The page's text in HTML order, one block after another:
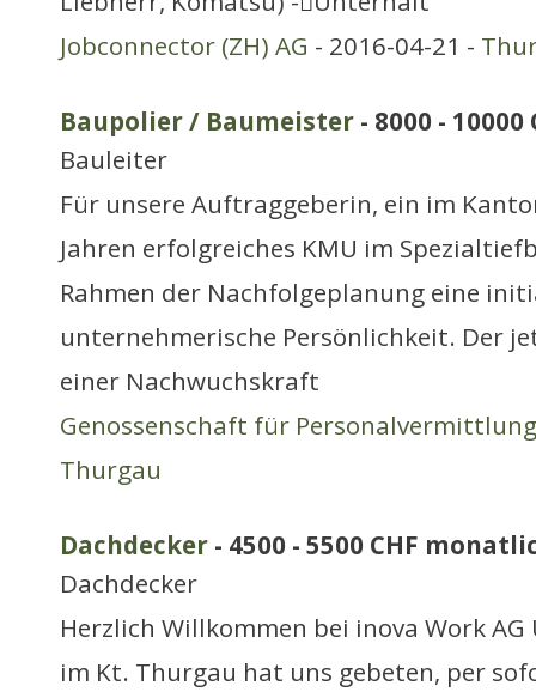
Jobconnector (ZH) AG - 2016-04-21 -
Baupolier / Baumeister - 8000 -
Bauleiter
Für unsere Auftraggeberin, ein im
Jahren erfolgreiches KMU im
Rahmen der Nachfolgeplanung eine
unternehmerische Persönlichkeit. Der
einer Nachwuchskraft
Genossenschaft für Personalvermittlung
Thurgau
Dachdecker - 4500 - 5500 CHF
Dachdecker
Herzlich Willkommen bei inova Work
im Kt. Thurgau hat uns gebeten, per